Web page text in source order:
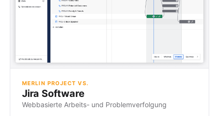
MERLIN PROJECT VS.
Jira Software
Webbasierte Arbeits- und Problemverfolgung